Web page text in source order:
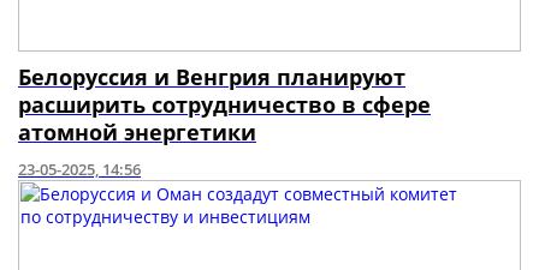
Белоруссия и Венгрия планируют
расширить сотрудничество в сфере
атомной энергетики
23-05-2025, 14:56